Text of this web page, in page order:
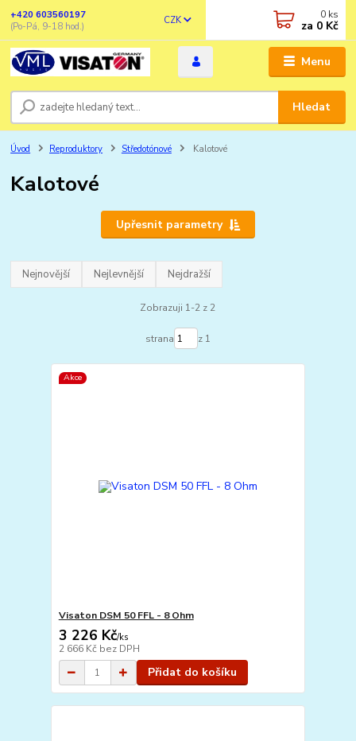
Menu
CZK
Hledat
+420 603560197
(Po-Pá, 9-18 hod.)
0 ks
za 0 Kč
Úvod Reproduktory Středotónové Kalotové
Kalotové
Upřesnit parametry
Nejnovější Nejlevnější Nejdražší
Zobrazuji 1-2 z 2
strana z 1
Akce
Visaton DSM 50 FFL - 8 Ohm
3 226 Kč/ks
2 666 Kč bez DPH
Přidat do košíku